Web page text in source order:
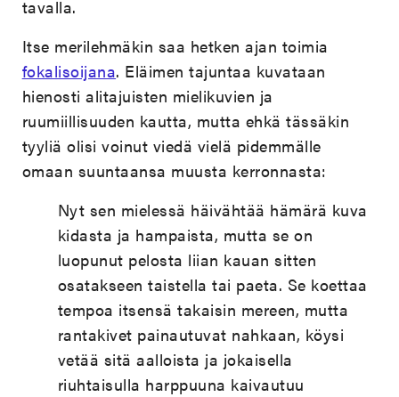
tavalla.
Itse merilehmäkin saa hetken ajan toimia
fokalisoijana. Eläimen tajuntaa kuvataan
hienosti alitajuisten mielikuvien ja
ruumiillisuuden kautta, mutta ehkä tässäkin
tyyliä olisi voinut viedä vielä pidemmälle
omaan suuntaansa muusta kerronnasta:
Nyt sen mielessä häivähtää hämärä kuva
kidasta ja hampaista, mutta se on
luopunut pelosta liian kauan sitten
osatakseen taistella tai paeta. Se koettaa
tempoa itsensä takaisin mereen, mutta
rantakivet painautuvat nahkaan, köysi
vetää sitä aalloista ja jokaisella
riuhtaisulla harppuuna kaivautuu